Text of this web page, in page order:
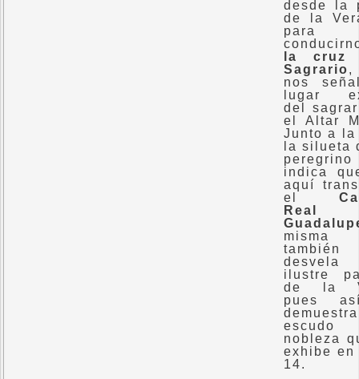
desde la
de la
para
la cruz
Sagrario,
nos
lugar
del
el Altar
Junto a la
la silueta
indica
aquí
el
Real
misma
ilustre
de la
pues
nobleza
exhibe en
14.